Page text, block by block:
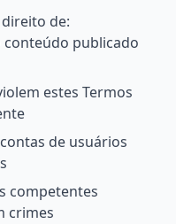
de:
conteúdo publicado
estes Termos
de usuários
competentes
crimes